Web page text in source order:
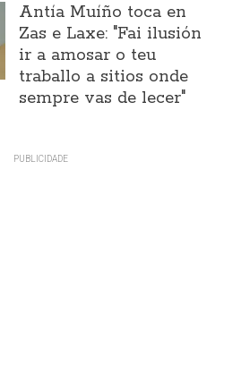
Antía Muíño toca en
Zas e Laxe: "Fai ilusión
ir a amosar o teu
traballo a sitios onde
sempre vas de lecer"